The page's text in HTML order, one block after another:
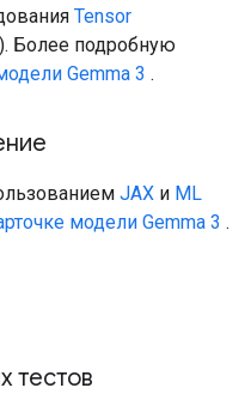
Tensor
Более подробную
Gemma 3 .
JAX и ML
модели Gemma 3 .
тестов